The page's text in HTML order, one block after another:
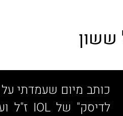
ששון
כותב מיום שעמדתי